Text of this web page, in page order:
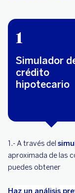
1
Simulador
crédito
hipotecario
1.- A través del
aproximada de las
puedes obtener
Haz un análisis